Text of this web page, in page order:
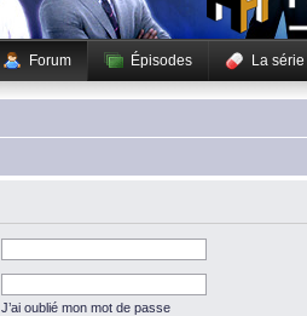
Forum Épisodes La série
J’ai oublié mon mot de passe